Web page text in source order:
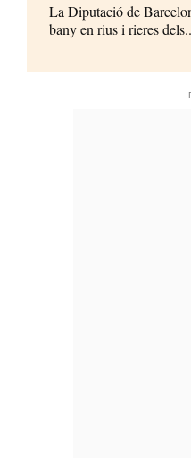
La Diputació de
bany en rius i rieres
-